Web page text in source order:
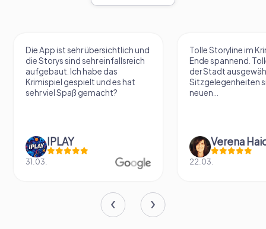
Die App ist sehr übersichtlich und
die Storys sind sehr einfallsreich
aufgebaut. Ich habe das
Krimispiel gespielt und es hat
sehr viel Spaß gemacht?
IPLAY
31.03.
Tolle Storyline im
Ende spannend.
der Stadt
Sitzgelegenheiten
neuen...
22.03.